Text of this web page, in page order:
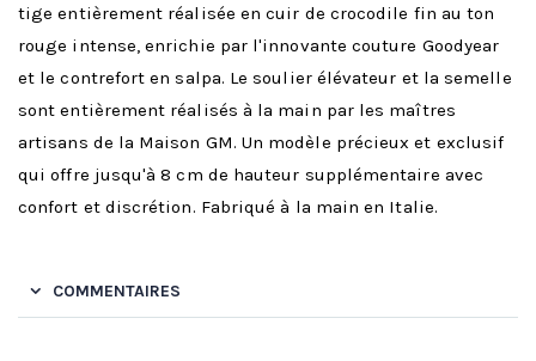
tige entièrement réalisée en cuir de crocodile fin au ton
rouge intense, enrichie par l'innovante couture Goodyear
et le contrefort en salpa. Le soulier élévateur et la semelle
sont entièrement réalisés à la main par les maîtres
artisans de la Maison GM. Un modèle précieux et exclusif
qui offre jusqu'à 8 cm de hauteur supplémentaire avec
confort et discrétion. Fabriqué à la main en Italie.
COMMENTAIRES